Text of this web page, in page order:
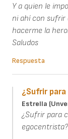
Y a quien le
ni ahí con sufrir
hacerme la
Saludos
Respuesta
¿Sufrir
Estrella
¿Sufrir para